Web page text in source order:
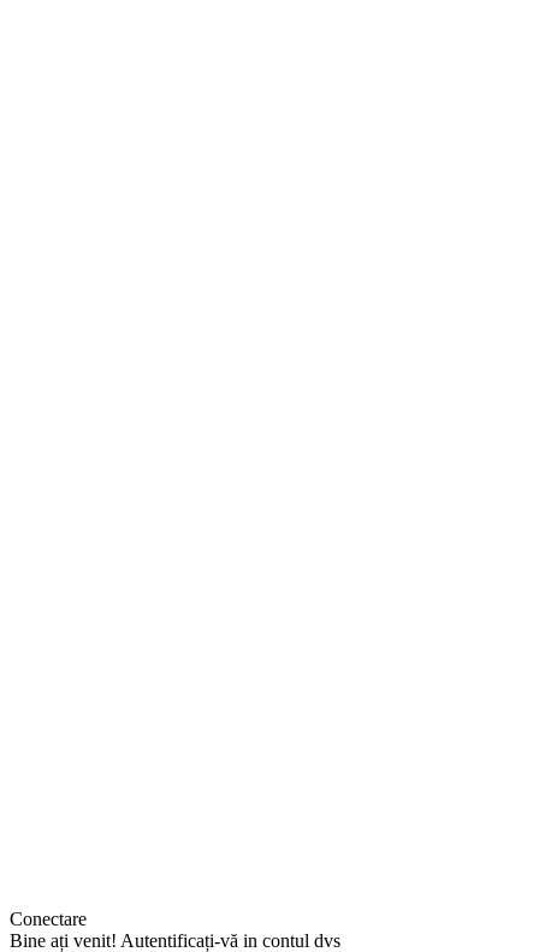
Conectare
Bine ați venit! Autentificați-vă in contul dvs